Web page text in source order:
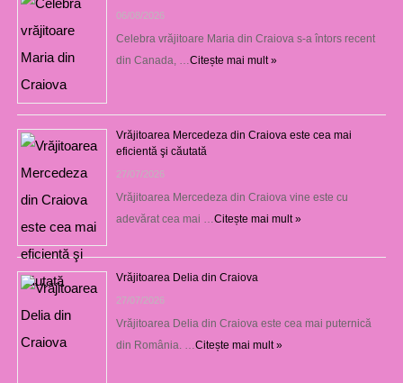
06/08/2026
Celebra vrăjitoare Maria din Craiova s-a întors recent
din Canada, … Citește mai mult »
Vrăjitoarea Mercedeza din Craiova este cea mai
eficientă şi căutată
27/07/2026
Vrăjitoarea Mercedeza din Craiova vine este cu
adevărat cea mai … Citește mai mult »
Vrăjitoarea Delia din Craiova
27/07/2026
Vrăjitoarea Delia din Craiova este cea mai puternică
din România. … Citește mai mult »